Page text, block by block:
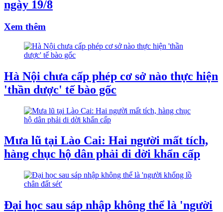
ngày 19/8
Xem thêm
Hà Nội chưa cấp phép cơ sở nào thực hiện
'thần dược' tế bào gốc
Mưa lũ tại Lào Cai: Hai người mất tích,
hàng chục hộ dân phải di dời khẩn cấp
Đại học sau sáp nhập không thể là 'người